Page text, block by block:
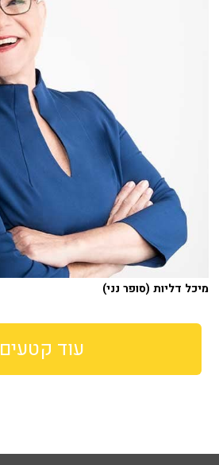
מיכל דליות (סופר נני)
עוד קטעים